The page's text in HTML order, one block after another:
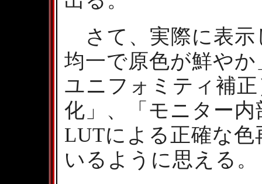
さて、実際に表示
均一で原色が鮮や
ユニフォミティ補
化」、「モニター
LUTによる正確な
いるように思える。